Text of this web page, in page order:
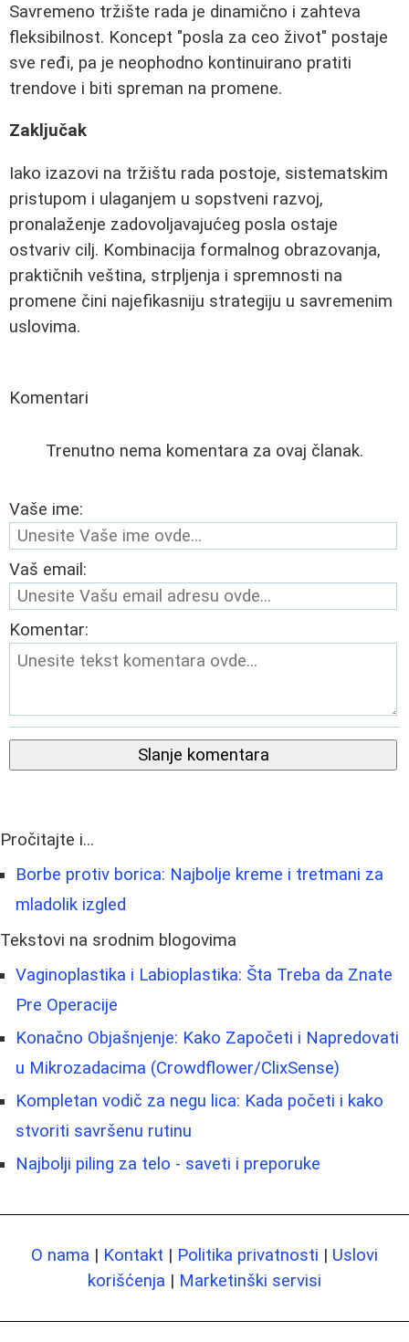
Savremeno tržište rada je dinamično i zahteva
fleksibilnost. Koncept "posla za ceo život" postaje
sve ređi, pa je neophodno kontinuirano pratiti
trendove i biti spreman na promene.
Zaključak
Iako izazovi na tržištu rada postoje, sistematskim
pristupom i ulaganjem u sopstveni razvoj,
pronalaženje zadovoljavajućeg posla ostaje
ostvariv cilj. Kombinacija formalnog obrazovanja,
praktičnih veština, strpljenja i spremnosti na
promene čini najefikasniju strategiju u savremenim
uslovima.
Komentari
Trenutno nema komentara za ovaj članak.
Vaše ime:
Vaš email:
Komentar:
Slanje komentara
Pročitajte i...
Borbe protiv borica: Najbolje kreme i tretmani za
mladolik izgled
Tekstovi na srodnim blogovima
Vaginoplastika i Labioplastika: Šta Treba da Znate
Pre Operacije
Konačno Objašnjenje: Kako Započeti i Napredovati
u Mikrozadacima (Crowdflower/ClixSense)
Kompletan vodič za negu lica: Kada početi i kako
stvoriti savršenu rutinu
Najbolji piling za telo - saveti i preporuke
O nama | Kontakt | Politika privatnosti | Uslovi
korišćenja | Marketinški servisi